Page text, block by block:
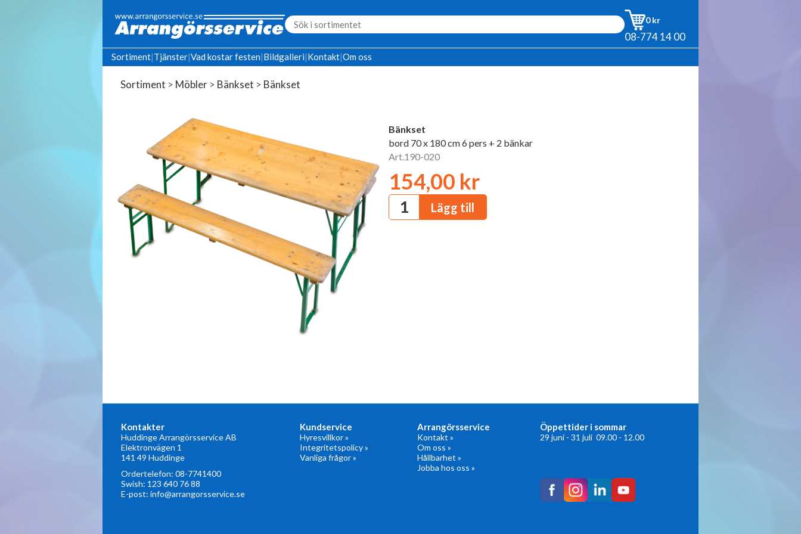
0 kr
08-774 14 00
Sortiment|Tjänster|Vad kostar festen|Bildgalleri|Kontakt|Om oss
Sortiment > Möbler > Bänkset > Bänkset
Bänkset
bord 70 x 180 cm 6 pers + 2 bänkar
Art.190-020
154,00 kr
Kontakter
Huddinge Arrangörsservice AB
Elektronvägen 1
141 49 Huddinge
Ordertelefon: 08-7741400
Swish: 123 640 76 88
E-post: info@arrangorsservice.se
Kundservice
Hyresvillkor »
Integritetspolicy »
Vanliga frågor »
Arrangörsservice
Kontakt »
Om oss »
Hållbarhet »
Jobba hos oss »
Öppettider i sommar
29 juni - 31 juli 09.00 - 12.00